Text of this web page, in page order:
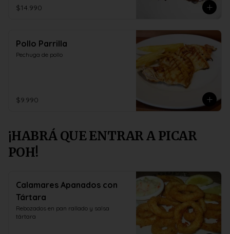
$14.990
Pollo Parrilla
Pechuga de pollo
$9.990
¡HABRÁ QUE ENTRAR A PICAR
POH!
Calamares Apanados con
Tártara
Rebozados en pan rallado y salsa
tártara